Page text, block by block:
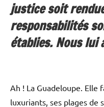
justice soit
responsabilités
établies. Nous lui
Ah ! La Guadeloupe. Elle
luxuriants, ses plages de